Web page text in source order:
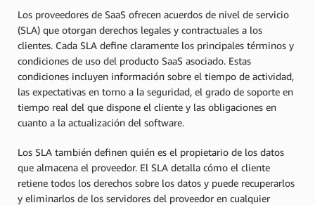
Los proveedores de SaaS ofrecen acuerdos de nivel de servicio
(SLA) que otorgan derechos legales y contractuales a los
clientes. Cada SLA define claramente los principales términos y
condiciones de uso del producto SaaS asociado. Estas
condiciones incluyen información sobre el tiempo de actividad,
las expectativas en torno a la seguridad, el grado de soporte en
tiempo real del que dispone el cliente y las obligaciones en
cuanto a la actualización del software.
Los SLA también definen quién es el propietario de los datos
que almacena el proveedor. El SLA detalla cómo el cliente
retiene todos los derechos sobre los datos y puede recuperarlos
y eliminarlos de los servidores del proveedor en cualquier